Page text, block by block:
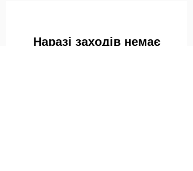
Наразі заходів немає